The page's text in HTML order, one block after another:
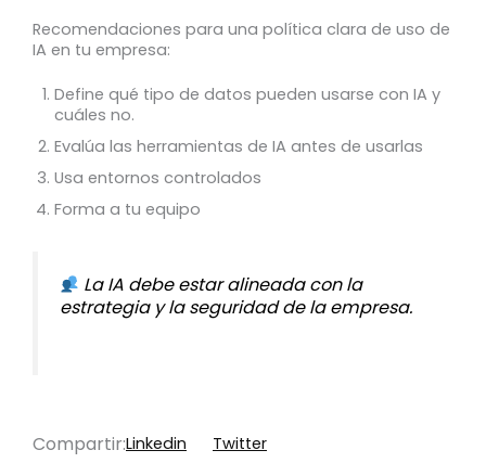
Recomendaciones para una política clara de uso de
IA en tu empresa:
Define qué tipo de datos pueden usarse con IA y
cuáles no.
Evalúa las herramientas de IA antes de usarlas
Usa entornos controlados
Forma a tu equipo
La IA debe estar alineada con la
estrategia y la seguridad de la empresa.
Compartir:Linkedin Twitter